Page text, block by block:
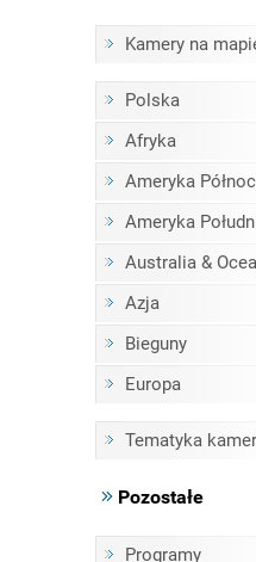
Kamery na
Polska
Afryka
Ameryka
Ameryka
Australia &
Azja
Bieguny
Europa
Tematyka kamer
Pozostałe
Programy